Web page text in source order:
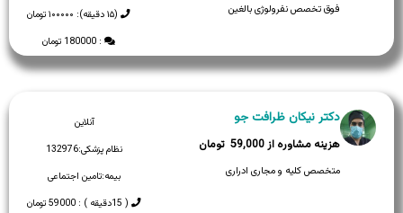
(۱۵ دقیقه): ۱۰۰۰۰۰ تومان
: 180000 تومان
فوق تخصص نفرولوژی بالغین
آنلاین
نظام پزشکی:132976
بیمه:تامین اجتماعی
( 15دقیقه ) : 59000 تومان
دکتر نیکان ظرافت جو
59,000
متخصص کلیه و مجاری ادراری